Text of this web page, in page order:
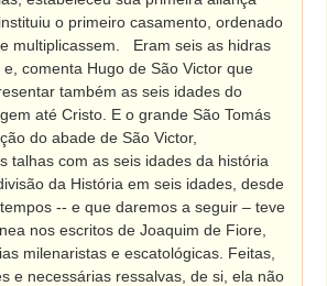
o primeiro casamento, ordenado
multiplicassem.
Eram seis as hidras
comenta Hugo de São Victor que
também as seis idades do
até Cristo. E o grande São Tomás
do abade de São Victor,
talhas com as seis idades da história
da História em seis idades, desde
-- e que daremos a seguir – teve
nos escritos de Joaquim de Fiore,
milenaristas e escatológicas. Feitas,
e necessárias ressalvas, de si, ela não